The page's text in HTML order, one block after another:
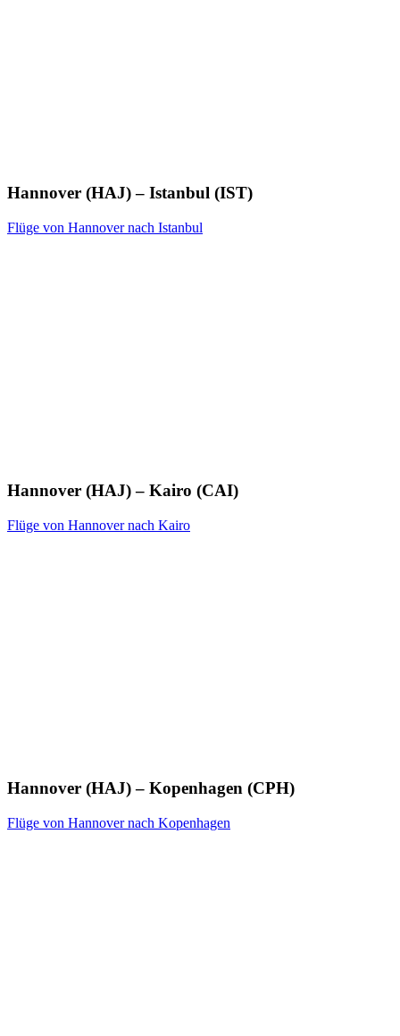
Hannover (HAJ) – Istanbul (IST)
Flüge von Hannover nach Istanbul
Hannover (HAJ) – Kairo (CAI)
Flüge von Hannover nach Kairo
Hannover (HAJ) – Kopenhagen (CPH)
Flüge von Hannover nach Kopenhagen